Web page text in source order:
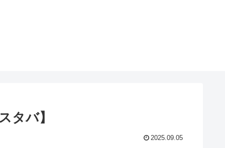
タバ】
2025.09.05